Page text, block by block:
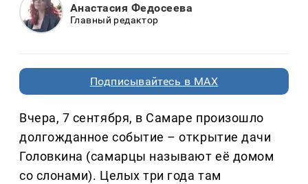
Анастасия Федосеева
Главный редактор
Подписывайтесь в MAX
Вчера, 7 сентября, в Самаре произошло
долгожданное событие – открытие дачи
Головкина (самарцы называют её домом
со слонами). Целых три года там